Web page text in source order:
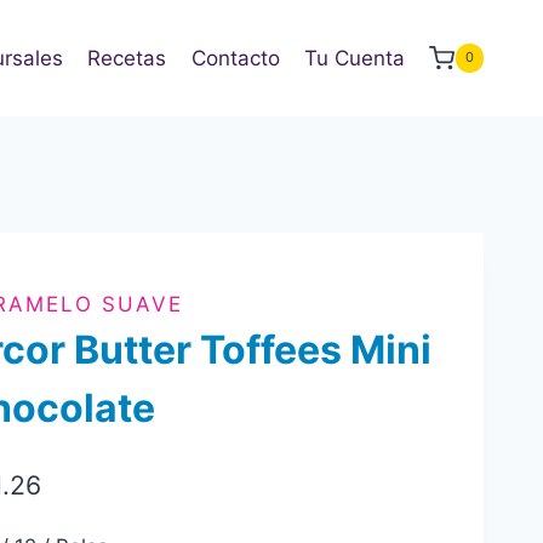
Recetas Contacto Tu Cuenta 0
SUAVE
Butter Toffees Mini